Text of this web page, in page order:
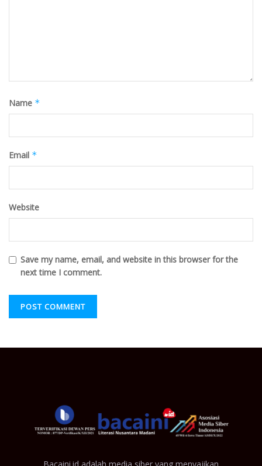
Name *
Email *
Website
Save my name, email, and website in this browser for the
next time I comment.
Bacaini.id adalah media siber yang menyajikan